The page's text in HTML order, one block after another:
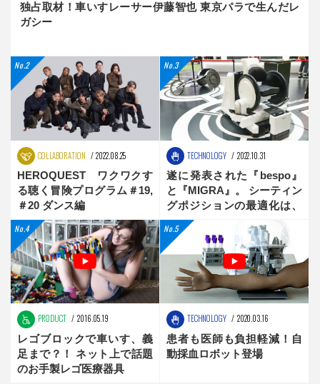
独占取材！車いすレーサー伊藤智也 東京パラで生んだレ
ガシー
COLLABORATION 2022.08.25
HEROQUEST ワクワクす
る聴く冒険プログラム＃19,
＃20 ダンス編
TECHNOLOGY 2022.10.31
遂に発表された『bespo』
と『MIGRA』。 シーティン
グポジションの最適化は、
新時代へ
PRODUCT 2016.05.19
レゴブロックで車いす、義
足まで？！ ネット上で話題
のお手製レゴ医療器具
TECHNOLOGY 2020.03.16
患者も医師も負担軽減！自
動採血ロボット登場